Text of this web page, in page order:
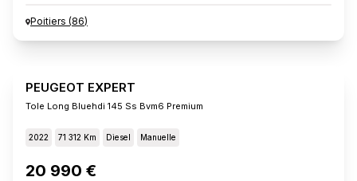
Poitiers (86)
PEUGEOT EXPERT
Tole Long Bluehdi 145 Ss Bvm6 Premium
2022 71 312 Km Diesel Manuelle
20 990 €